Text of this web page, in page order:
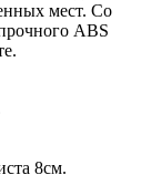
мест. Со
ABS
8см.